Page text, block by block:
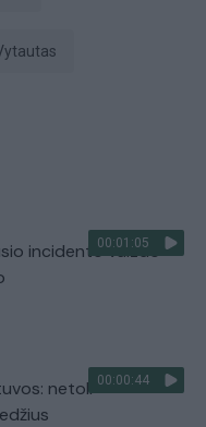
00:01:05
incidento vaizdo
00:00:44
netoli